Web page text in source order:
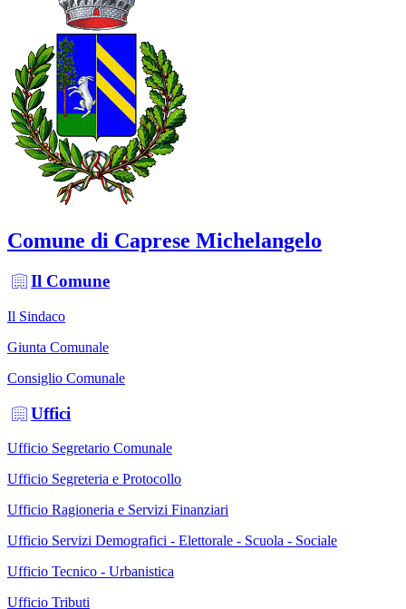
Comune di Caprese Michelangelo
Il Comune
Il Sindaco
Giunta Comunale
Consiglio Comunale
Uffici
Ufficio Segretario Comunale
Ufficio Segreteria e Protocollo
Ufficio Ragioneria e Servizi Finanziari
Ufficio Servizi Demografici - Elettorale - Scuola - Sociale
Ufficio Tecnico - Urbanistica
Ufficio Tributi